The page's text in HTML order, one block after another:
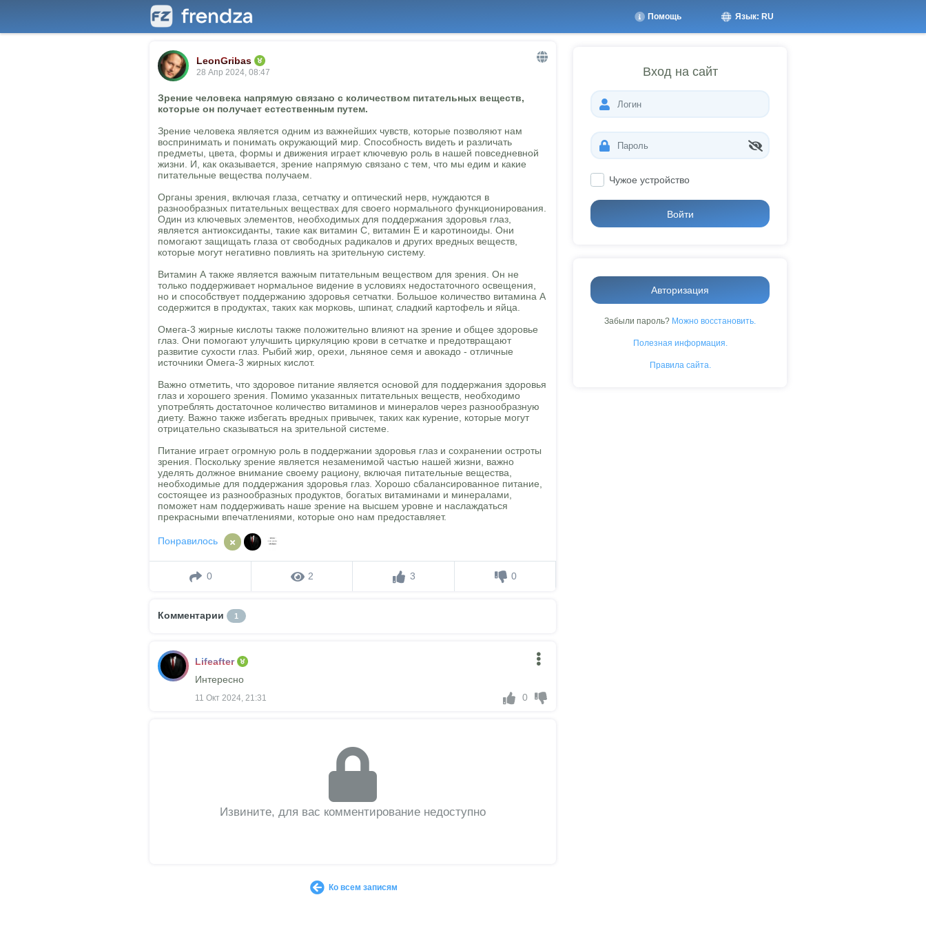
Язык: RU
Помощь
LeonGribas
28 Апр 2024, 08:47
Зрение человека напрямую связано с количеством питательных веществ,
которые он получает естественным путем.
Зрение человека является одним из важнейших чувств, которые позволяют нам
воспринимать и понимать окружающий мир. Способность видеть и различать
предметы, цвета, формы и движения играет ключевую роль в нашей повседневной
жизни. И, как оказывается, зрение напрямую связано с тем, что мы едим и какие
питательные вещества получаем.
Органы зрения, включая глаза, сетчатку и оптический нерв, нуждаются в
разнообразных питательных веществах для своего нормального функционирования.
Один из ключевых элементов, необходимых для поддержания здоровья глаз,
является антиоксиданты, такие как витамин С, витамин Е и каротиноиды. Они
помогают защищать глаза от свободных радикалов и других вредных веществ,
которые могут негативно повлиять на зрительную систему.
Витамин А также является важным питательным веществом для зрения. Он не
только поддерживает нормальное видение в условиях недостаточного освещения,
но и способствует поддержанию здоровья сетчатки. Большое количество витамина А
содержится в продуктах, таких как морковь, шпинат, сладкий картофель и яйца.
Омега-3 жирные кислоты также положительно влияют на зрение и общее здоровье
глаз. Они помогают улучшить циркуляцию крови в сетчатке и предотвращают
развитие сухости глаз. Рыбий жир, орехи, льняное семя и авокадо - отличные
источники Омега-3 жирных кислот.
Важно отметить, что здоровое питание является основой для поддержания здоровья
глаз и хорошего зрения. Помимо указанных питательных веществ, необходимо
употреблять достаточное количество витаминов и минералов через разнообразную
диету. Важно также избегать вредных привычек, таких как курение, которые могут
отрицательно сказываться на зрительной системе.
Питание играет огромную роль в поддержании здоровья глаз и сохранении остроты
зрения. Поскольку зрение является незаменимой частью нашей жизни, важно
уделять должное внимание своему рациону, включая питательные вещества,
необходимые для поддержания здоровья глаз. Хорошо сбалансированное питание,
состоящее из разнообразных продуктов, богатых витаминами и минералами,
поможет нам поддерживать наше зрение на высшем уровне и наслаждаться
прекрасными впечатлениями, которые оно нам предоставляет.
Понравилось
0 2 3 0
Комментарии 1
Lifeafter
Интересно
11 Окт 2024, 21:31 0
Извините, для вас комментирование недоступно
Ко всем записям
Вход на сайт
Чужое устройство
Войти
Авторизация
Забыли пароль? Можно восстановить.
Полезная информация.
Правила сайта.